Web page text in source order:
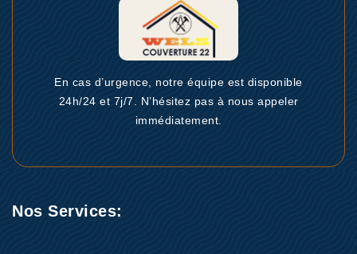
En cas d’urgence, notre équipe est disponible
24h/24 et 7j/7. N’hésitez pas à nous appeler
immédiatement.
Nos Services: